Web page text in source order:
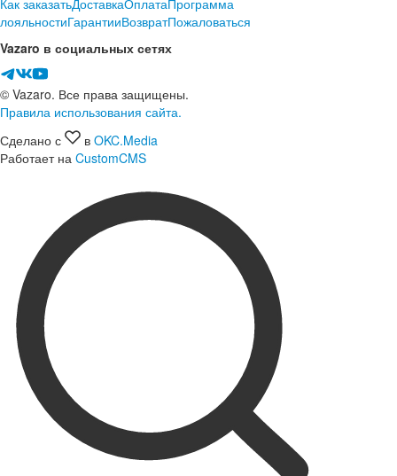
Как заказатьДоставкаОплатаПрограмма
лояльностиГарантииВозвратПожаловаться
Vazaro в социальных сетях
© Vazaro. Все права защищены.
Правила использования сайта.
Сделано с
в OKC.Media
Работает на CustomCMS